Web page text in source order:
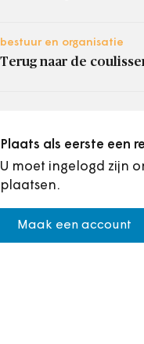
bestuur en organisatie
Terug naar de
Plaats als eerste een
U moet ingelogd zijn
plaatsen.
Maak een account